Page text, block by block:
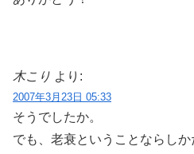
木こり より:
2007年3月23日 05:33
そうでしたか。
でも、老衰ということならしか